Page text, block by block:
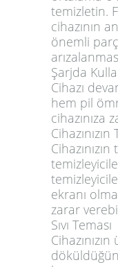
temizletin.
cihazının
önemli
Şarjda
Cihazı
hem pil
cihazınıza
ekranı
zarar
Sıvı Teması